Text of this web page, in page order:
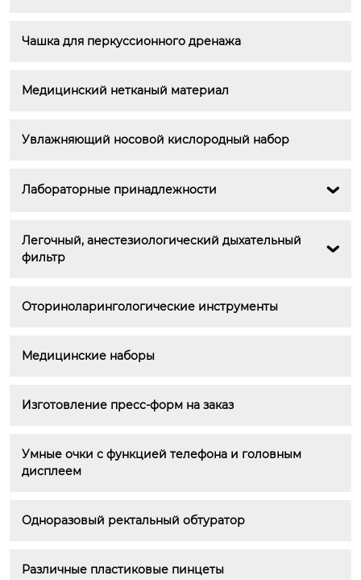
Чашка для перкуссионного дренажа
Медицинский нетканый материал
Увлажняющий носовой кислородный набор
Лабораторные принадлежности 
Легочный, анестезиологический дыхательный
фильтр

Оториноларингологические инструменты
Медицинские наборы
Изготовление пресс-форм на заказ
Умные очки с функцией телефона и головным
дисплеем
Одноразовый ректальный обтуратор
Различные пластиковые пинцеты